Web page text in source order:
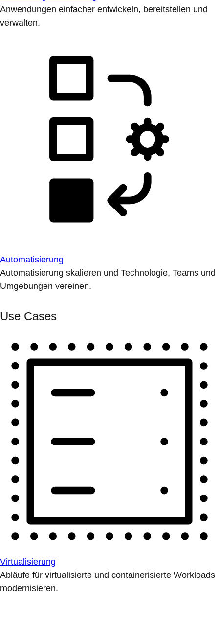
Anwendungen einfacher entwickeln, bereitstellen und
verwalten.
Automatisierung
Automatisierung skalieren und Technologie, Teams und
Umgebungen vereinen.
Use Cases
Virtualisierung
Abläufe für virtualisierte und containerisierte Workloads
modernisieren.